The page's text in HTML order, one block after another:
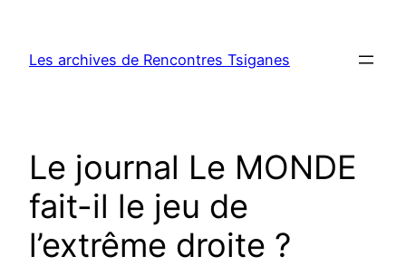
contenu
Les archives de Rencontres Tsiganes
Le journal Le MONDE
fait-il le jeu de
l’extrême droite ?